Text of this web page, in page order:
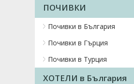
ПОЧИВКИ
Почивки в България
Почивки в Гърция
Почивки в Турция
ХОТЕЛИ в България